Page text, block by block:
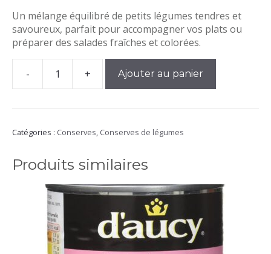
Un mélange équilibré de petits légumes tendres et
savoureux, parfait pour accompagner vos plats ou
préparer des salades fraîches et colorées.
-
quantité
de
Bonduelle
Légumes
+ Ajouter au panier
Catégories : Conserves, Conserves de légumes
Produits similaires